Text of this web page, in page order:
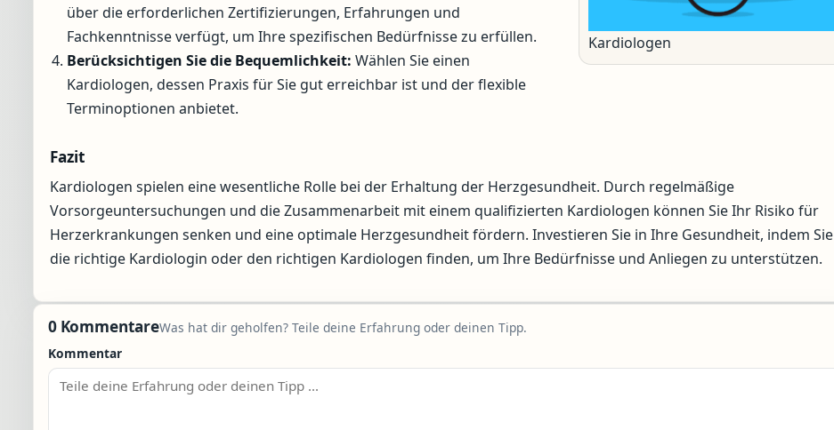
Kardiologen
über die erforderlichen Zertifizierungen, Erfahrungen und
Fachkenntnisse verfügt, um Ihre spezifischen Bedürfnisse zu erfüllen.
Berücksichtigen Sie die Bequemlichkeit: Wählen Sie einen
Kardiologen, dessen Praxis für Sie gut erreichbar ist und der flexible
Terminoptionen anbietet.
Fazit
Kardiologen spielen eine wesentliche Rolle bei der Erhaltung der Herzgesundheit. Durch regelmäßige
Vorsorgeuntersuchungen und die Zusammenarbeit mit einem qualifizierten Kardiologen können Sie Ihr Risiko für
Herzerkrankungen senken und eine optimale Herzgesundheit fördern. Investieren Sie in Ihre Gesundheit, indem Sie
die richtige Kardiologin oder den richtigen Kardiologen finden, um Ihre Bedürfnisse und Anliegen zu unterstützen.
0 KommentareWas hat dir geholfen? Teile deine Erfahrung oder deinen Tipp.
Kommentar